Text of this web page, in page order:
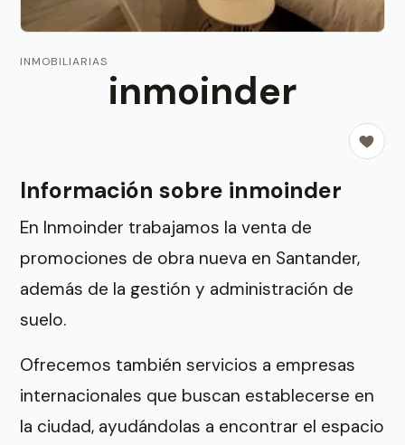
INMOBILIARIAS
inmoinder
Información sobre inmoinder
En Inmoinder trabajamos la venta de
promociones de obra nueva en Santander,
además de la gestión y administración de
suelo.
Ofrecemos también servicios a empresas
internacionales que buscan establecerse en
la ciudad, ayudándolas a encontrar el espacio